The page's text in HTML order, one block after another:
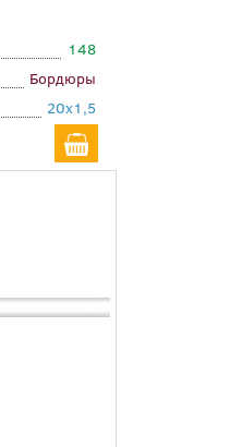
148
Бордюры
20x1,5